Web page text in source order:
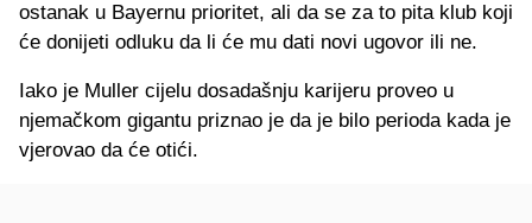
ostanak u Bayernu prioritet, ali da se za to pita klub koji
će donijeti odluku da li će mu dati novi ugovor ili ne.
Iako je Muller cijelu dosadašnju karijeru proveo u
njemačkom gigantu priznao je da je bilo perioda kada je
vjerovao da će otići.